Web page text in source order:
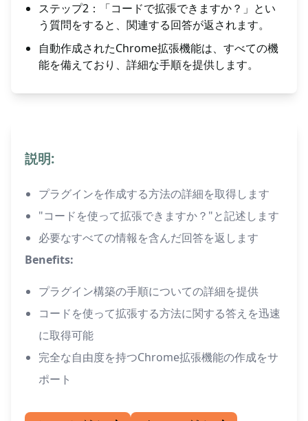
ステップ2：「コードで拡張できますか？」とい
う質問をすると、関連する回答が返されます。
自動作成されたChrome拡張機能は、すべての機
能を備えており、詳細な手順を提供します。
説明:
プラグインを作成する方法の詳細を取得します
"コードを使って拡張できますか？"と記述します
必要なすべての情報を含んだ回答を返します
Benefits:
プラグイン構築の手順についての詳細を提供
コードを使って拡張する方法に関する答えを迅速
に取得可能
完全な自由度を持つChrome拡張機能の作成をサ
ポート